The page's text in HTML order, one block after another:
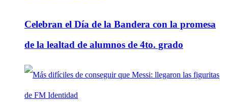
Celebran el Día de la Bandera con la promesa
de la lealtad de alumnos de 4to. grado